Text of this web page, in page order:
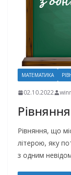
МАТЕМАТИКА
02.10.2022
Рівняння, що
літерою, яку
з одним